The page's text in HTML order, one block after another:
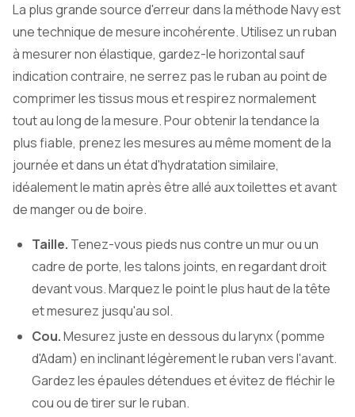
La plus grande source d'erreur dans la méthode Navy est
une technique de mesure incohérente. Utilisez un ruban
à mesurer non élastique, gardez-le horizontal sauf
indication contraire, ne serrez pas le ruban au point de
comprimer les tissus mous et respirez normalement
tout au long de la mesure. Pour obtenir la tendance la
plus fiable, prenez les mesures au même moment de la
journée et dans un état d'hydratation similaire,
idéalement le matin après être allé aux toilettes et avant
de manger ou de boire.
Taille. Tenez-vous pieds nus contre un mur ou un
cadre de porte, les talons joints, en regardant droit
devant vous. Marquez le point le plus haut de la tête
et mesurez jusqu'au sol.
Cou.Mesurez juste en dessous du larynx (pomme
d'Adam) en inclinant légèrement le ruban vers l'avant.
Gardez les épaules détendues et évitez de fléchir le
cou ou de tirer sur le ruban.